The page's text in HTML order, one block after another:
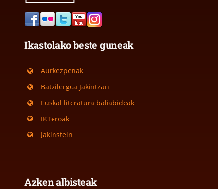
Ikastolako beste guneak
Aurkezpenak
Batxilergoa Jakintzan
Euskal literatura baliabideak
IKTeroak
Jakinstein
Azken albisteak